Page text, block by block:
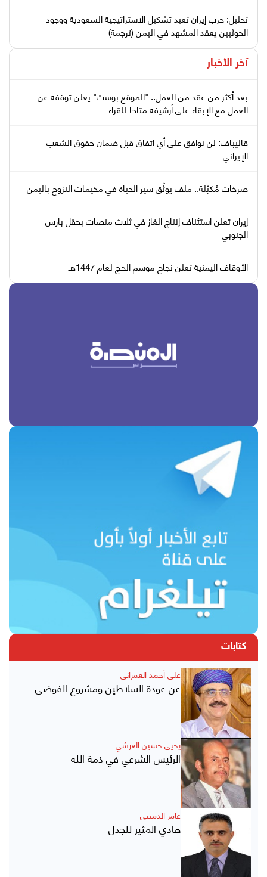
تحليل: حرب إيران تعيد تشكيل الاستراتيجية السعودية ووجود
الحوثيين يعقد المشهد في اليمن (ترجمة)
آخر الأخبار
بعد أكثر من عقد من العمل.. "الموقع بوست" يعلن توقفه عن
العمل مع الإبقاء على أرشيفه متاحا للقراء
قاليباف: لن نوافق على أي اتفاق قبل ضمان حقوق الشعب
الإيراني
صرخات مُكبّلة.. ملف يوثّق سير الحياة في مخيمات النزوح باليمن
إيران تعلن استئناف إنتاج الغاز في ثلاث منصات بحقل بارس
الجنوبي
الأوقاف اليمنية تعلن نجاح موسم الحج لعام 1447هـ
كتابات
علي أحمد العمراني
عن عودة السلاطين ومشروع الفوضى
يحيى حسين العرشي
الرئيس الشرعي في ذمة الله
عامر الدميني
هادي المثير للجدل